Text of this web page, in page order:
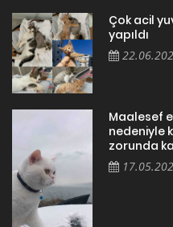
Çok acil
yapıldı
Maalesef
nedeniyle
zorunda